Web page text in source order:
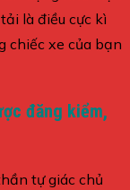
là điều cực kì
chiếc xe của bạn
đăng kiểm,
tự giác chủ